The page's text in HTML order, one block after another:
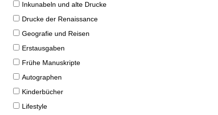
Inkunabeln und alte Drucke
Drucke der Renaissance
Geografie und Reisen
Erstausgaben
Frühe Manuskripte
Autographen
Kinderbücher
Lifestyle